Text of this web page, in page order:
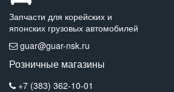
Запчасти для корейских и
японских грузовых автомобилей
guar@guar-nsk.ru
Розничные магазины
+7 (383) 362-10-01